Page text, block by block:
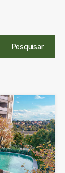
por: